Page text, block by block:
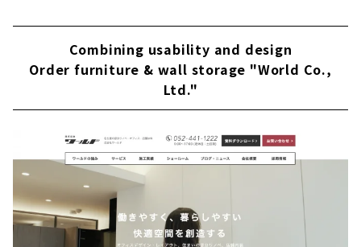
Combining usability and design
Order furniture & wall storage "World Co.,
Ltd."